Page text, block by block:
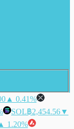
▲ 0.41%
SOL฿2,454.56▼
1.20%